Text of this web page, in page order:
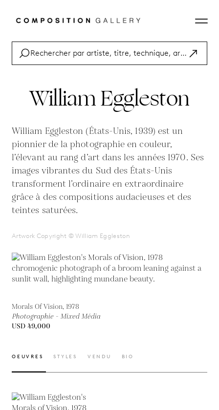
Morals Of Vision, 1978
Photographie - Mixed Média
USD 49,000
William Eggleston
William Eggleston (États-Unis, 1939) est un
pionnier de la photographie en couleur,
l’élevant au rang d’art dans les années 1970. Ses
images vibrantes du Sud des États-Unis
transforment l’ordinaire en extraordinaire
grâce à des compositions audacieuses et des
teintes saturées.
Artwork Copyright © William Eggleston
OEUVRES STYLES VENDU BIO